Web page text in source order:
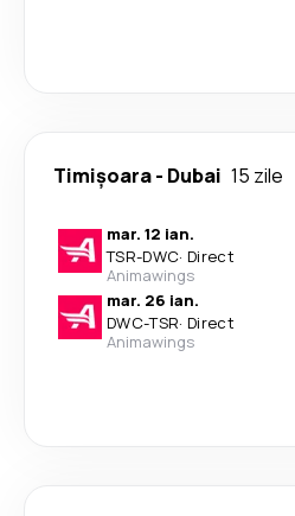
Timișoara- Dubai 15 zile
mar. 12 ian.
TSR-DWC· Direct
Animawings
mar. 26 ian.
DWC-TSR· Direct
Animawings